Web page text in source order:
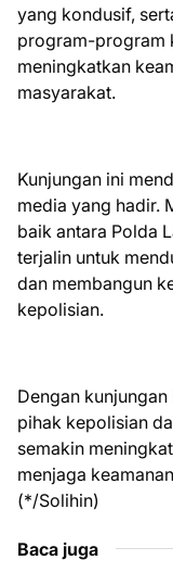
yang kondusif,
program-program
meningkatkan
masyarakat.
Kunjungan ini
media yang hadir.
baik antara Polda
terjalin untuk
dan membangun
kepolisian.
Dengan
pihak kepolisian
semakin
menjaga
(*/Solihin)
Baca juga